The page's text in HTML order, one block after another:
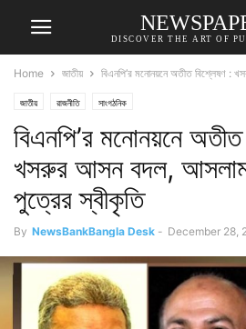
DISCOVER THE ART OF
Home জাতীয় বিএনপি’র মনোনয়নে অতীত বিশ্লেষণ :
জাতীয় রাজনীতি সাংগঠনিক
বিএনপি’র মনোনয়নে
খসরুর আসন বদল, আসলাম
পুত্রের স্বীকৃতি
By NewsBankBangla Desk - December 28,